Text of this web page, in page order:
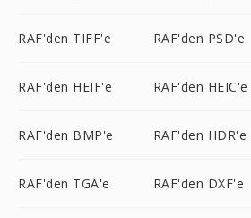
RAF'den TIFF'e RAF'den PSD'e
RAF'den HEIF'e RAF'den HEIC'e
RAF'den BMP'e RAF'den HDR'e
RAF'den TGA'e RAF'den DXF'e